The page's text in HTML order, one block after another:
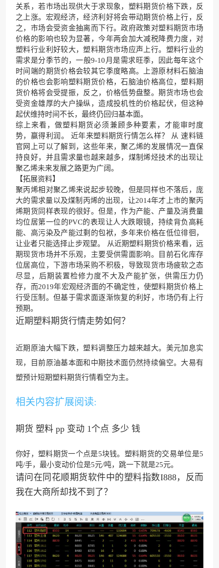
关系，若市场出现供大于求现象，塑料期货价格下跌，反
之上涨。 宏观经济，经济利好将会带动期货价格上行，反
之，市场会受资金抽离而下行。政府政策对塑料期货市场
价格的影响也较为显著，今年两会加大减税降费力度，对
塑料行业利好较大，塑料期货市场应声上行。塑料行业的
需求是分季节的，一般9-10月是需求旺季，因此每年这个
时间端的期货价格会较其它季度略高。上游原材料石脑油
的价格也会影响塑料期货价格，石脑油价格高位，塑料期
货价格将会受提振，反之，价格低势盘整。期货市场也会
受资金雄厚的大户操纵，造成投机性的价格起伏，但这种
起伏维持时间不长，最终仍回归基本面。
综上来看，做塑料期货必须兼顾多种要素，才能审时度
势，赢得利润。 近年来塑料期货行情怎么样？ 从 速料链
官网上可以了解到，这些年来，聚乙烯的发展情况一直保
持良好，并且需求量也越来越多，煤制烯烃技术的出现让
聚乙烯未来发展之路更为广阔。
【拓展资料】
聚丙烯相对聚乙烯来说起步较晚，但是同样也不落后，庞
大的需求量以及煤制丙烯的出现，让2014年才上市的聚丙
烯期货同样表现的很好。但是，作为产能、产量及消费量
均位居第一位的PVC的表现让人大跌眼镜，持续背负高耗
能、高污染及产能过剩的包袱，多年来价格在低位徘徊，
让业者只能选择止步观望。 从近期塑料期货价格来看，远
期现货市场并不乐观，主要受供需面影响。目前石化库存
位居高位，下游市场采购不积极，导致现货市场疲软之态
尽显，后期装置检修力度不大及产能扩张，供需压力仍
存，而2019年宏观经济面的不确定性，使塑料期货价格上
行受压制。但基于需求面逐渐恢复的利好，市场仍有上行
预期。
近期塑料期货行情走势如何？
近期原油大幅下跌，塑料调整压力越来越大。美元加息实
现，目前原油基本面和中期技术面仍然持续偏空。大易有
塑预计短期塑料期货行情看空为主。
相关内容扩展阅读:
期货 塑料 pp 变动 1个点 多少 钱
你好，塑料期货一个点是5块钱。塑料期货的交易单位是5
吨/手，最小变动价位是5元/吨，跳一下就是25元。
请问在同花顺期货软件中的塑料指数I888，反而
我在大商所却找不到了？